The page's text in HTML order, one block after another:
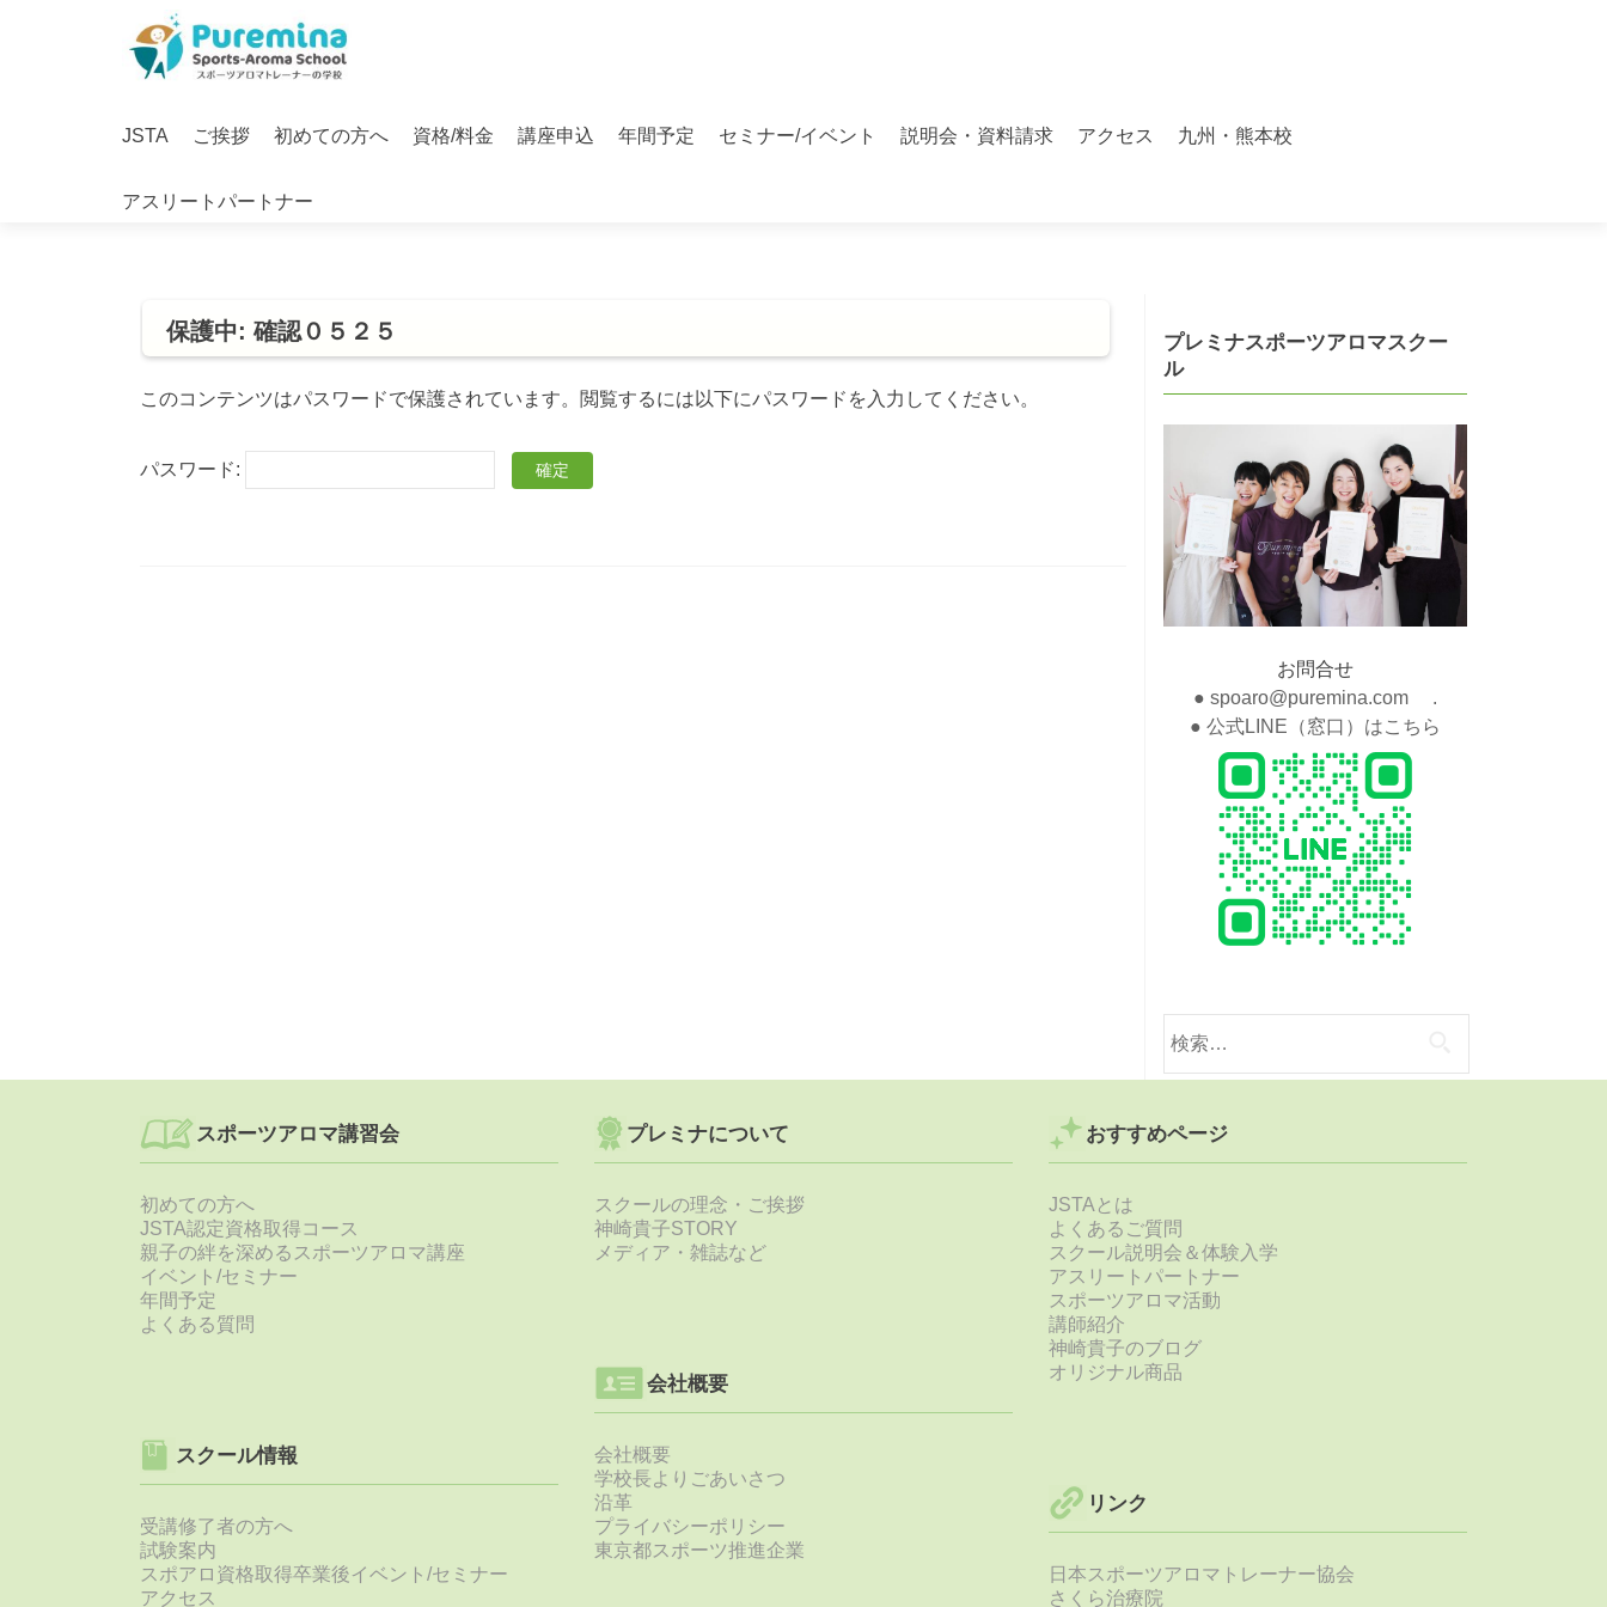
Menu
JSTA ご挨拶 初めての方へ 資格/料金 講座申込 年間予定 セミナー/イベント 説明会・資料請求 アクセス 九州・熊本校
アスリートパートナー
保護中: 確認０５２５
このコンテンツはパスワードで保護されています。閲覧するには以下にパスワードを入力してください。
パスワード:
プレミナスポーツアロマスクー
ル
お問合せ
● spoaro@puremina.com .
● 公式LINE（窓口）はこちら
索:
スポーツアロマ講習会
初めての方へ
JSTA認定資格取得コース
親子の絆を深めるスポーツアロマ講座
イベント/セミナー
年間予定
よくある質問
スクール情報
受講修了者の方へ
試験案内
スポアロ資格取得卒業後イベント/セミナー
アクセス
プレミナについて
スクールの理念・ご挨拶
神崎貴子STORY
メディア・雑誌など
会社概要
会社概要
学校長よりごあいさつ
沿革
プライバシーポリシー
東京都スポーツ推進企業
おすすめページ
JSTAとは
よくあるご質問
スクール説明会＆体験入学
アスリートパートナー
スポーツアロマ活動
講師紹介
神崎貴子のブログ
オリジナル商品
リンク
日本スポーツアロマトレーナー協会
さくら治療院